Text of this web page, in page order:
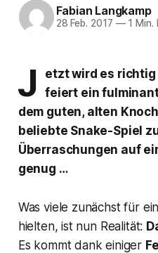
Fabian Langkamp
28 Feb. 2017 —1 Min.
J
etzt wird es richtig
feiert ein
dem guten, alten
beliebte Snake-Spiel
Überraschungen auf
genug …
Was viele zunächst für
hielten, ist nun Realität:
Es kommt dank einiger